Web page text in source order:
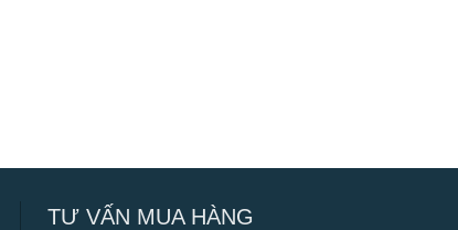
TƯ VẤN MUA HÀNG